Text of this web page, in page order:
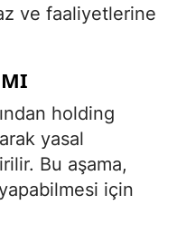
ve faaliyetlerine
holding
yasal
Bu aşama,
için